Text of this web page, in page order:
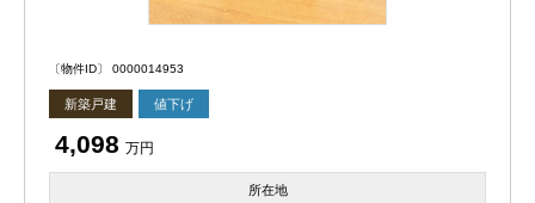
〔物件ID〕 0000014953
新築戸建 値下げ
4,098 万円
所在地